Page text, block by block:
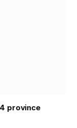
province